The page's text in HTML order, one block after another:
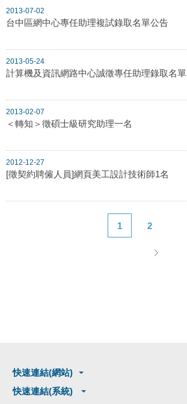
2013-07-02
台中區網中心專任助理複試錄取名單公告
2013-05-24
計算機及資訊網路中心誠徵專任助理錄取名單
2013-02-07
＜轉知＞徵碩士級研究助理一名
2012-12-27
[徵契約聘僱人員]網頁美工設計技術師1名
1 2
快速連結(網站)
快速連結(系統)